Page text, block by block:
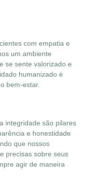
com empatia e
um ambiente
se sente valorizado e
humanizado é
bem-estar.
integridade são pilares
e honestidade
que nossos
precisas sobre seus
agir de maneira